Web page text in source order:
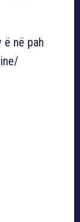
ë në pah